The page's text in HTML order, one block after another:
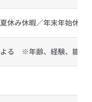
休み休暇／年末年始休暇
る ※年齢、経験、能力